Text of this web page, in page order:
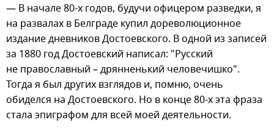
— В начале 80-х годов, будучи офицером разведки, я
на развалах в Белграде купил дореволюционное
издание дневников Достоевского. В одной из записей
за 1880 год Достоевский написал: "Русский
не православный – дрянненький человечишко".
Тогда я был других взглядов и, помню, очень
обиделся на Достоевского. Но в конце 80-х эта фраза
стала эпиграфом для всей моей деятельности.